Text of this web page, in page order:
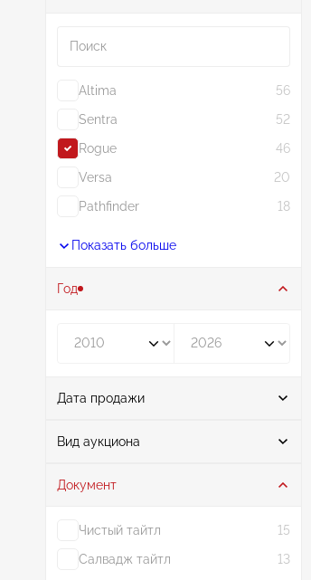
Altima
56
Sentra
52
Rogue
46
Versa
20
Pathfinder
18
Показать больше
Год
Дата продажи
От
Вид аукциона
Аукцион 46
Документ
Чистый тайтл
15
Салвадж тайтл
13